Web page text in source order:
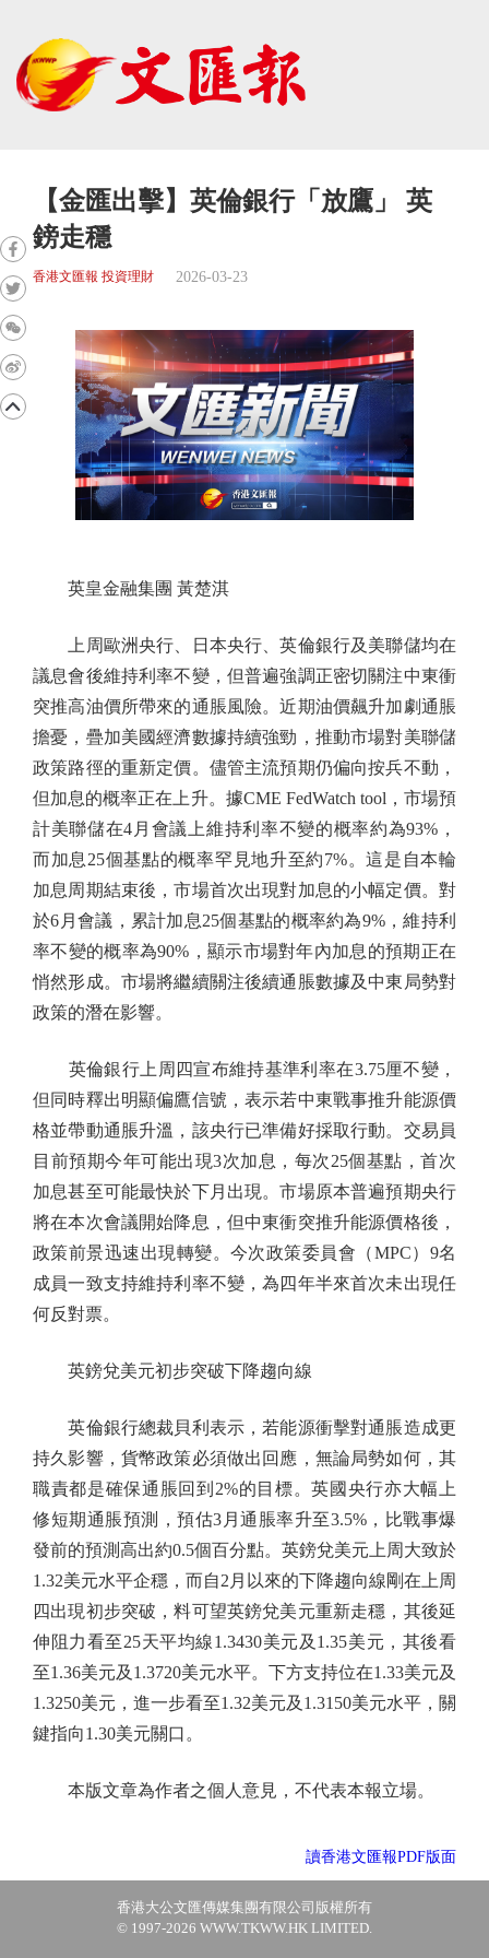
【金匯出擊】英倫銀行「放鷹」 英
鎊走穩
香港文匯報 投資理財 2026-03-23
英皇金融集團 黃楚淇
上周歐洲央行、日本央行、英倫銀行及美聯儲均在
議息會後維持利率不變，但普遍強調正密切關注中東衝
突推高油價所帶來的通脹風險。近期油價飆升加劇通脹
擔憂，疊加美國經濟數據持續強勁，推動市場對美聯儲
政策路徑的重新定價。儘管主流預期仍偏向按兵不動，
但加息的概率正在上升。據CME FedWatch tool，市場預
計美聯儲在4月會議上維持利率不變的概率約為93%，
而加息25個基點的概率罕見地升至約7%。這是自本輪
加息周期結束後，市場首次出現對加息的小幅定價。對
於6月會議，累計加息25個基點的概率約為9%，維持利
率不變的概率為90%，顯示市場對年內加息的預期正在
悄然形成。市場將繼續關注後續通脹數據及中東局勢對
政策的潛在影響。
英倫銀行上周四宣布維持基準利率在3.75厘不變，
但同時釋出明顯偏鷹信號，表示若中東戰事推升能源價
格並帶動通脹升溫，該央行已準備好採取行動。交易員
目前預期今年可能出現3次加息，每次25個基點，首次
加息甚至可能最快於下月出現。市場原本普遍預期央行
將在本次會議開始降息，但中東衝突推升能源價格後，
政策前景迅速出現轉變。今次政策委員會（MPC）9名
成員一致支持維持利率不變，為四年半來首次未出現任
何反對票。
英鎊兌美元初步突破下降趨向線
英倫銀行總裁貝利表示，若能源衝擊對通脹造成更
持久影響，貨幣政策必須做出回應，無論局勢如何，其
職責都是確保通脹回到2%的目標。英國央行亦大幅上
修短期通脹預測，預估3月通脹率升至3.5%，比戰事爆
發前的預測高出約0.5個百分點。英鎊兌美元上周大致於
1.32美元水平企穩，而自2月以來的下降趨向線剛在上周
四出現初步突破，料可望英鎊兌美元重新走穩，其後延
伸阻力看至25天平均線1.3430美元及1.35美元，其後看
至1.36美元及1.3720美元水平。下方支持位在1.33美元及
1.3250美元，進一步看至1.32美元及1.3150美元水平，關
鍵指向1.30美元關口。
本版文章為作者之個人意見，不代表本報立場。
讀香港文匯報PDF版面
香港大公文匯傳媒集團有限公司版權所有
© 1997-2026 WWW.TKWW.HK LIMITED.